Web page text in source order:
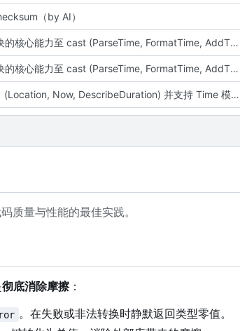
（by AI）
feat: 移植并增强 time 模块的核心能力至 cast (ParseTime, FormatTime, AddTime) 并支持全局时区配置 (by AI)
feat: 移植并增强 time 模块的核心能力至 cast (ParseTime, FormatTime, AddTime) 并支持全局时区配置 (by AI)
feat: 完善 TimeZone 能力 (Location, Now, DescribeDuration) 并支持 Time 模块重构 (by AI)
质量与性能的最佳实践。
彻底消除摩擦：
。在失败或非法转换时静默返回类型零值。